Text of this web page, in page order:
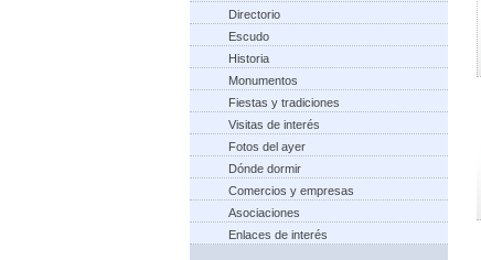
Directorio
Escudo
Historia
Monumentos
Fiestas y tradiciones
Visitas de interés
Fotos del ayer
Dónde dormir
Comercios y empresas
Asociaciones
Enlaces de interés